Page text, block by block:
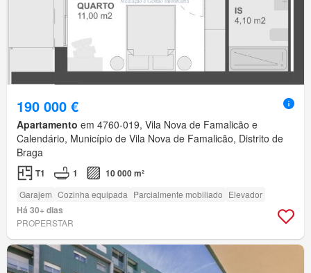
190 000 €
Apartamento em 4760-019, Vila Nova de Famalicão e
Calendário, Município de Vila Nova de Famalicão, Distrito de
Braga
T1 1 10 000 m²
Garajem Cozinha equipada Parcialmente mobiliado Elevador
Há 30+ dias
PROPERSTAR